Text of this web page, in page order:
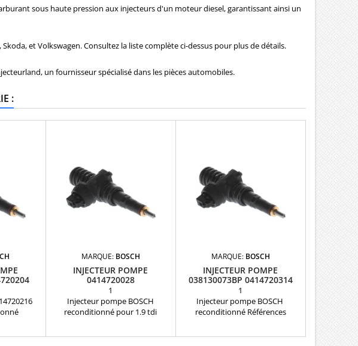
sous haute pression aux injecteurs d'un moteur diesel, garantissant ainsi un
et Volkswagen. Consultez la liste complète ci-dessus pour plus de détails.
un fournisseur spécialisé dans les pièces automobiles.
:
MARQUE: BOSCH
INJECTEUR POMPE
0414720028
1
Injecteur pompe BOSCH
reconditionné pour 1.9 tdi
MARQUE: BOSCH
INJECTEUR POMPE
038130073BP 0414720314
BOSCH
1
Injecteur pompe BOSCH
reconditionné Références